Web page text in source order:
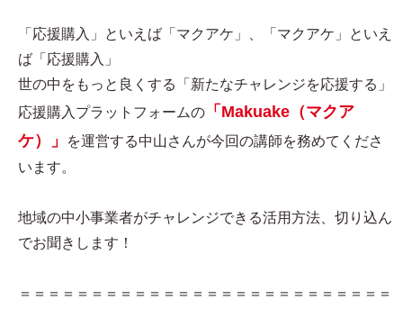
「応援購入」といえば「マクアケ」、「マクアケ」といえ
ば「応援購入」
世の中をもっと良くする「新たなチャレンジを応援する」
応援購入プラットフォームの 「Makuake（マクア
ケ）」
を運営する中山さんが今回の講師を務めてくださ
います。
地域の中小事業者がチャレンジできる活用方法、切り込ん
でお聞きします！
＝＝＝＝＝＝＝＝＝＝＝＝＝＝＝＝＝＝＝＝＝＝＝＝＝＝